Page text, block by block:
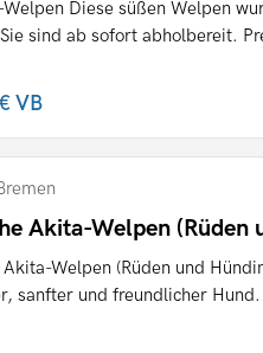
Diese süßen Welpen
sind ab sofort abholbereit.
VB
Akita-Welpen (Rüden
Welpen (Rüden und
sanfter und freundlicher